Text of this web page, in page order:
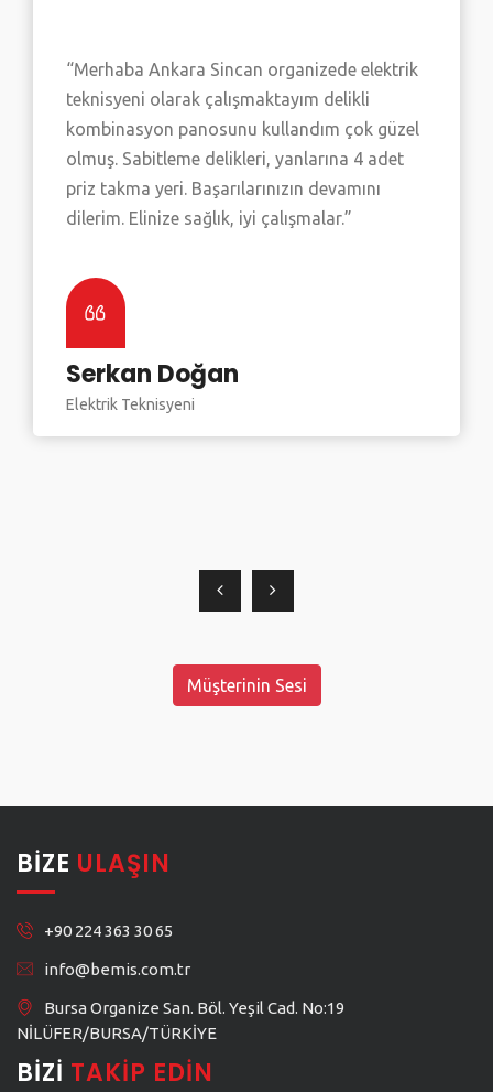
“Merhaba Ankara Sincan organizede elektrik
teknisyeni olarak çalışmaktayım delikli
kombinasyon panosunu kullandım çok güzel
olmuş. Sabitleme delikleri, yanlarına 4 adet
priz takma yeri. Başarılarınızın devamını
dilerim. Elinize sağlık, iyi çalışmalar.”
Serkan Doğan
Elektrik Teknisyeni
Müşterinin Sesi
BIZE ULAŞIN
+90 224 363 30 65
info@bemis.com.tr
Bursa Organize San. Böl. Yeşil Cad. No:19
NİLÜFER/BURSA/TÜRKİYE
BIZI TAKIP EDIN